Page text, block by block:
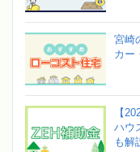
宮崎
カー
【
ハウ
も解